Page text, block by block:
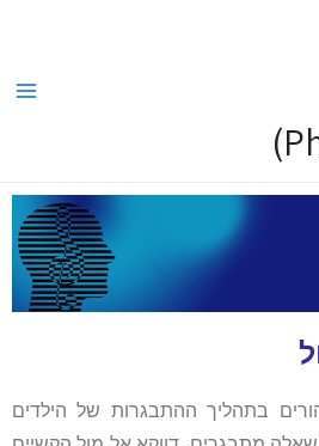
בתהליך ההתבגרות של הילדים